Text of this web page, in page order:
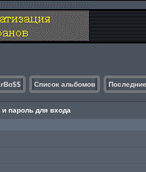
Список альбомов
пароль для входа